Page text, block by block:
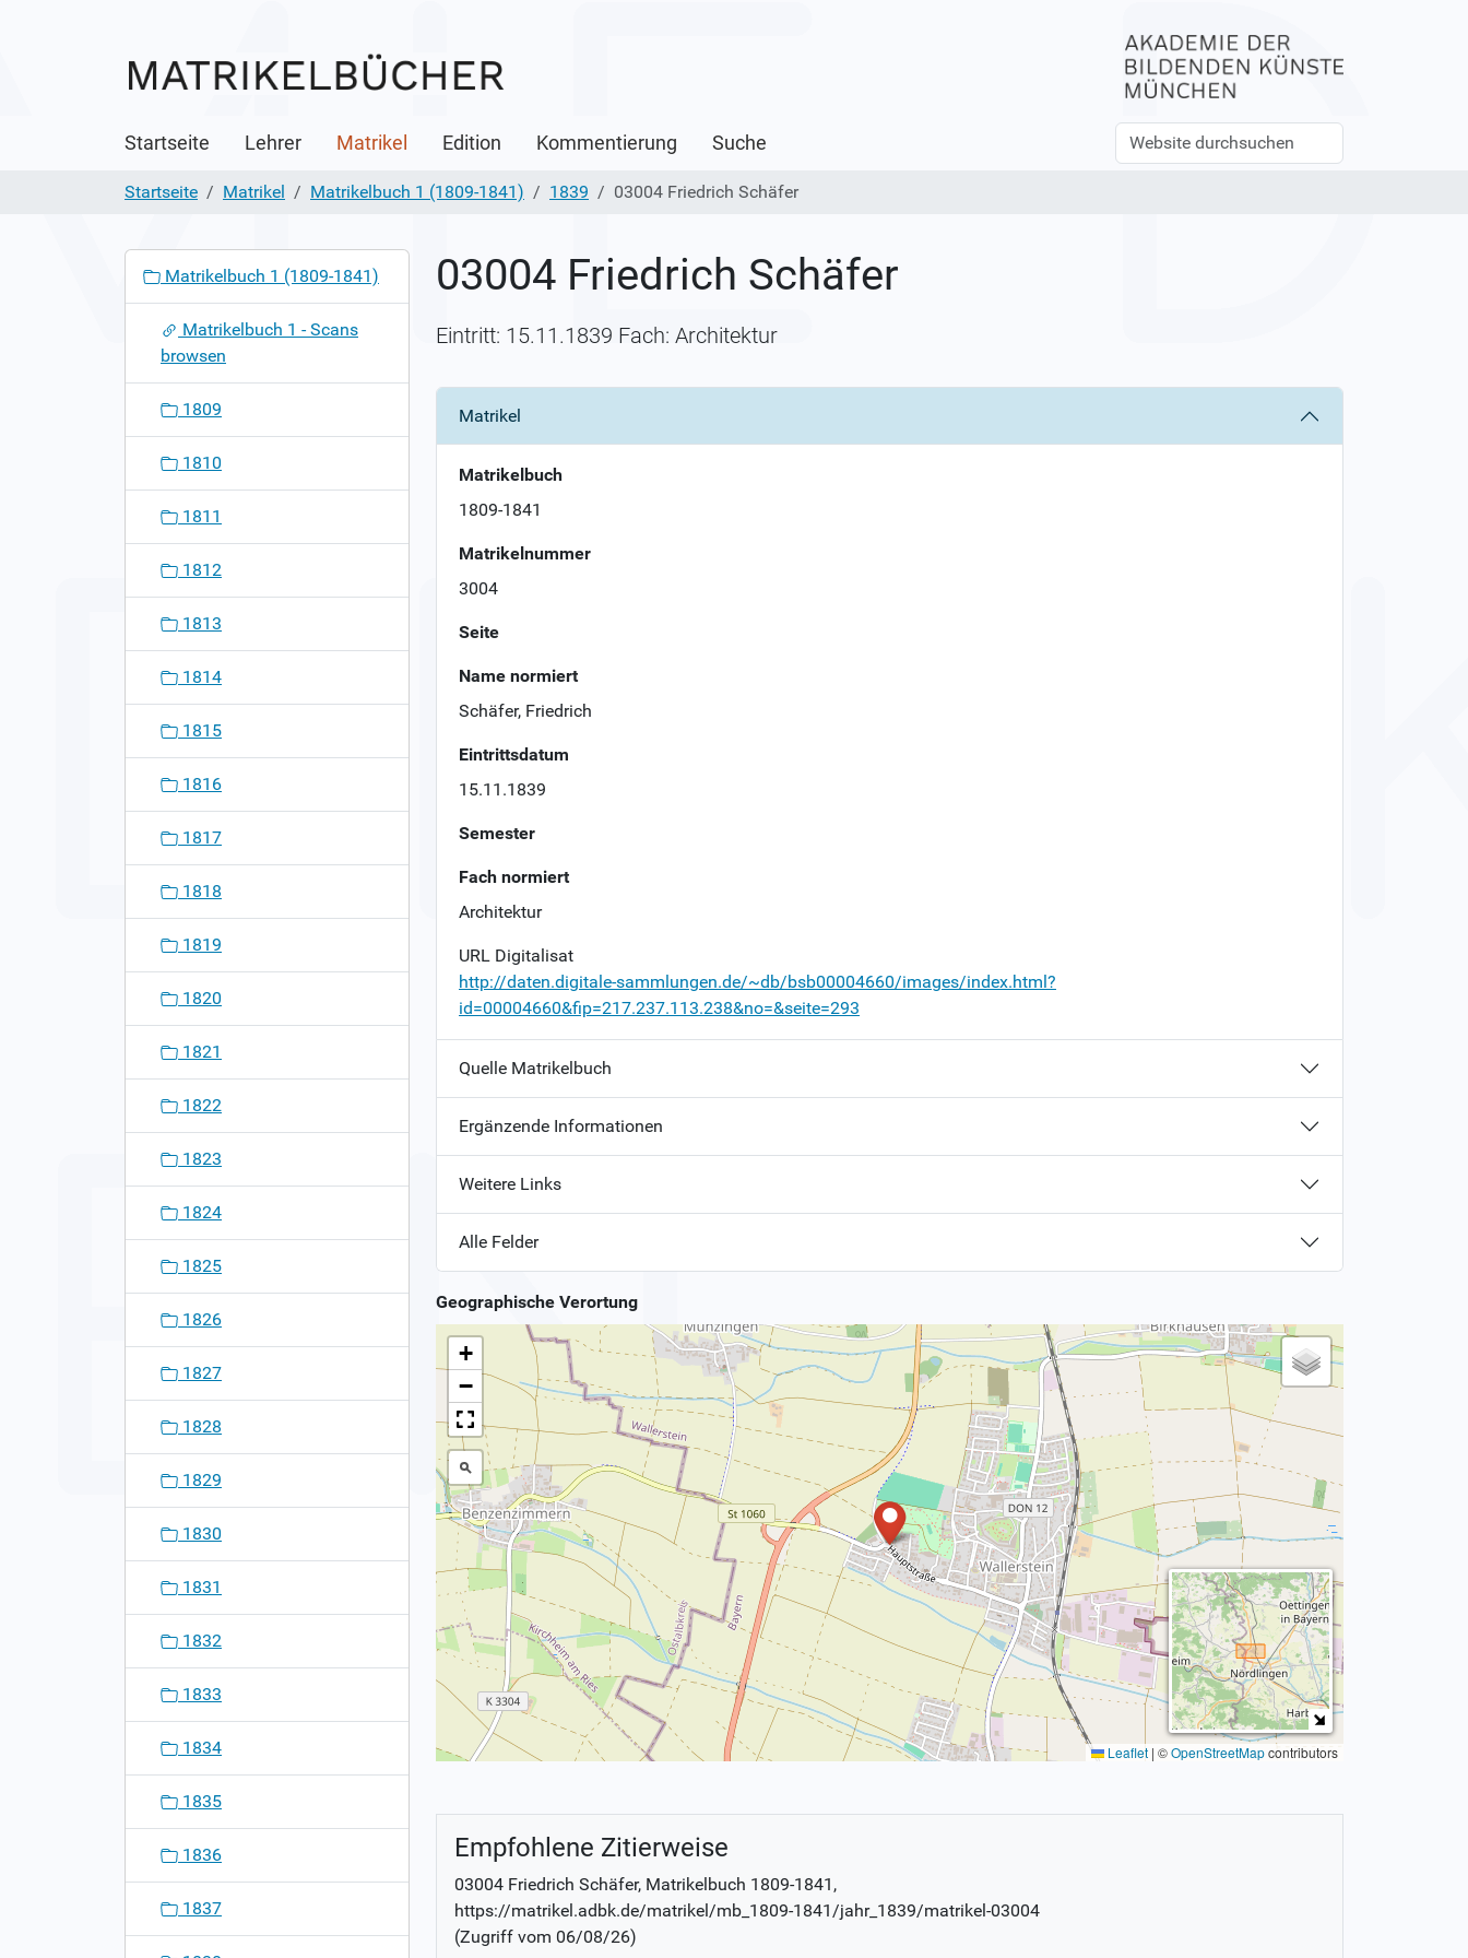
Startseite Lehrer Matrikel Edition Kommentierung Suche
Website
durchsuchen
Erweiterte
Suche…
Startseite
Matrikel Matrikelbuch 1 (1809-1841) 1839 03004 Friedrich Schäfer
03004 Friedrich Schäfer
Eintritt: 15.11.1839 Fach: Architektur
Matrikel
Matrikelbuch
1809-1841
Matrikelnummer
3004
Seite
Name normiert
Schäfer, Friedrich
Eintrittsdatum
15.11.1839
Semester
Fach normiert
Architektur
URL Digitalisat
http://daten.digitale-sammlungen.de/~db/bsb00004660/images/index.html?
id=00004660&fip=217.237.113.238&no=&seite=293
Quelle Matrikelbuch
Ergänzende Informationen
Weitere Links
Alle Felder
Geographische Verortung
+
−
Leaflet | ©OpenStreetMapcontributors
Empfohlene Zitierweise
03004 Friedrich Schäfer, Matrikelbuch 1809-1841 ,
https://matrikel.adbk.de/matrikel/mb_1809-1841/jahr_1839/matrikel-03004
(Zugriff vom 06/08/26)
n
Matrikelbuch 1 (1809-1841)
Matrikelbuch 1 - Scans
browsen
1809
1810
1811
1812
1813
1814
1815
1816
1817
1818
1819
1820
1821
1822
1823
1824
1825
1826
1827
1828
1829
1830
1831
1832
1833
1834
1835
1836
1837